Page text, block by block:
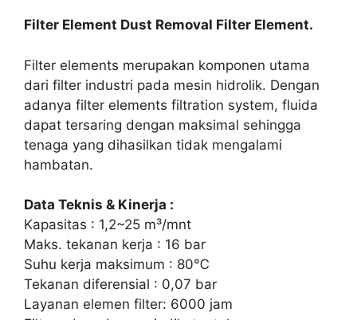
Filter Element Dust Removal Filter Element.
Filter elements merupakan komponen utama
dari filter industri pada mesin hidrolik. Dengan
adanya filter elements filtration system, fluida
dapat tersaring dengan maksimal sehingga
tenaga yang dihasilkan tidak mengalami
hambatan.
Data Teknis & Kinerja :
Kapasitas : 1,2~25 m³/mnt
Maks. tekanan kerja : 16 bar
Suhu kerja maksimum : 80℃
Tekanan diferensial : 0,07 bar
Layanan elemen filter: 6000 jam